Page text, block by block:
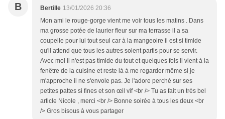
B Bertille 13/01/2026 20:36
Mon ami le rouge-gorge vient me voir tous les matins . Dans
ma grosse potée de laurier fleur sur ma terrasse il a sa
coupelle pour lui tout seul car à la mangeoire il est si timide
qu'il attend que tous les autres soient partis pour se servir.
Avec moi il n'est pas timide du tout et quelques fois il vient à la
fenêtre de la cuisine et reste là à me regarder même si je
m'approche il ne s'envole pas. Je l'adore perché sur ses
petites pattes si fines et son œil vif <br /> Tu as fait un très bel
article Nicole , merci <br /> Bonne soirée à tous les deux <br
/> Gros bisous à vous partager